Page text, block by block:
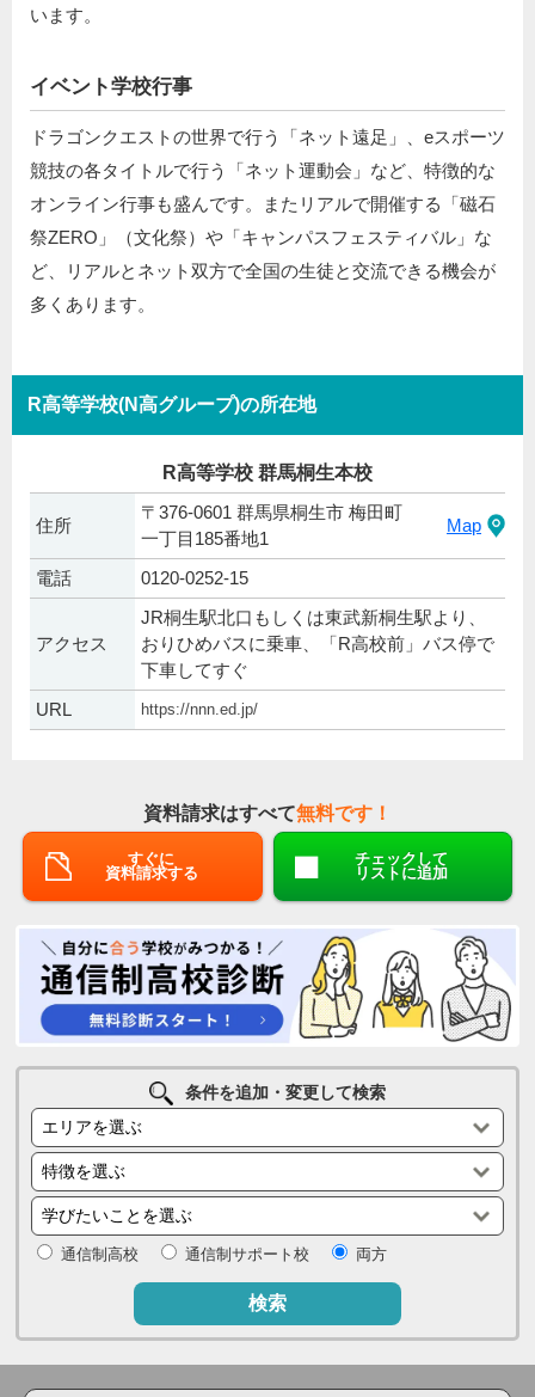
います。
イベント学校行事
ドラゴンクエストの世界で行う「ネット遠足」、eスポーツ
競技の各タイトルで行う「ネット運動会」など、特徴的な
オンライン行事も盛んです。またリアルで開催する「磁石
祭ZERO」（文化祭）や「キャンパスフェスティバル」な
ど、リアルとネット双方で全国の生徒と交流できる機会が
多くあります。
R高等学校(N高グループ)の所在地
R高等学校 群馬桐生本校
住所
〒376-0601 群馬県桐生市 梅田町
一丁目185番地1
Map
電話 0120-0252-15
アクセス
JR桐生駅北口もしくは東武新桐生駅より、
おりひめバスに乗車、「R高校前」バス停で
下車してすぐ
URL
https://nnn.ed.jp/
資料請求はすべて無料です！
すぐに
資料請求する
チェックして
リストに追加
条件を追加・変更して検索
通信制高校 通信制サポート校 両方
検索